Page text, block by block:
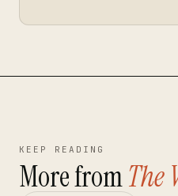
KEEP READING
More fromThe